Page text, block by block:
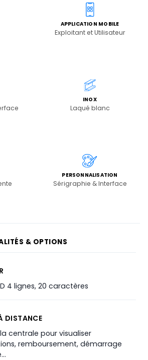
APPLICATION MOBILE
Exploitant et Utilisateur
INOX
Laqué blanc
PERSONNALISATION
Sérigraphie & Interface
& OPTIONS
4 lignes, 20 caractères
DISTANCE
centrale pour visualiser
remboursement, démarrage